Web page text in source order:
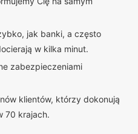
jak banki, a często
w kilka minut.
zabezpieczeniami
klientów, którzy dokonują
70 krajach.